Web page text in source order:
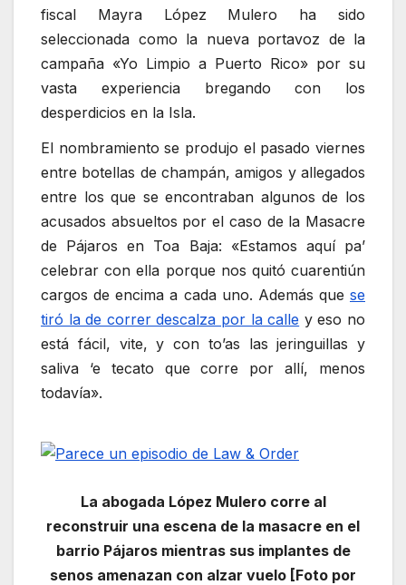
fiscal Mayra López Mulero ha sido
seleccionada como la nueva portavoz de la
campaña «Yo Limpio a Puerto Rico» por su
vasta experiencia bregando con los
desperdicios en la Isla.
El nombramiento se produjo el pasado viernes
entre botellas de champán, amigos y allegados
entre los que se encontraban algunos de los
acusados absueltos por el caso de la Masacre
de Pájaros en Toa Baja: «Estamos aquí pa’
celebrar con ella porque nos quitó cuarentiún
cargos de encima a cada uno. Además que se
tiró la de correr descalza por la calle y eso no
está fácil, vite, y con to’as las jeringuillas y
saliva ‘e tecato que corre por allí, menos
todavía».
La abogada López Mulero corre al
reconstruir una escena de la masacre en el
barrio Pájaros mientras sus implantes de
senos amenazan con alzar vuelo [Foto por